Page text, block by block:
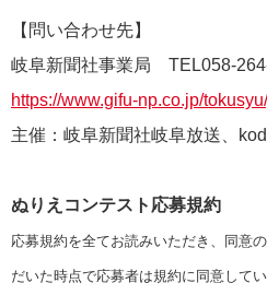
【問い合わせ先】
岐阜新聞社事業局 TEL058-
https://www.gifu-np.co.jp/
主催：岐阜新聞社岐阜放送、
ぬりえコンテスト応募規約
応募規約を全てお読みいただき、同意
だいた時点で応募者は規約に同意して